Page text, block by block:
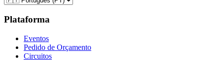
Plataforma
Eventos
Pedido de Orçamento
Circuitos